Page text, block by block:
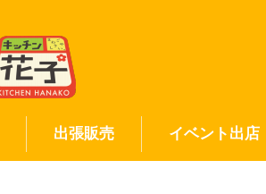
出張販売 イベント出店